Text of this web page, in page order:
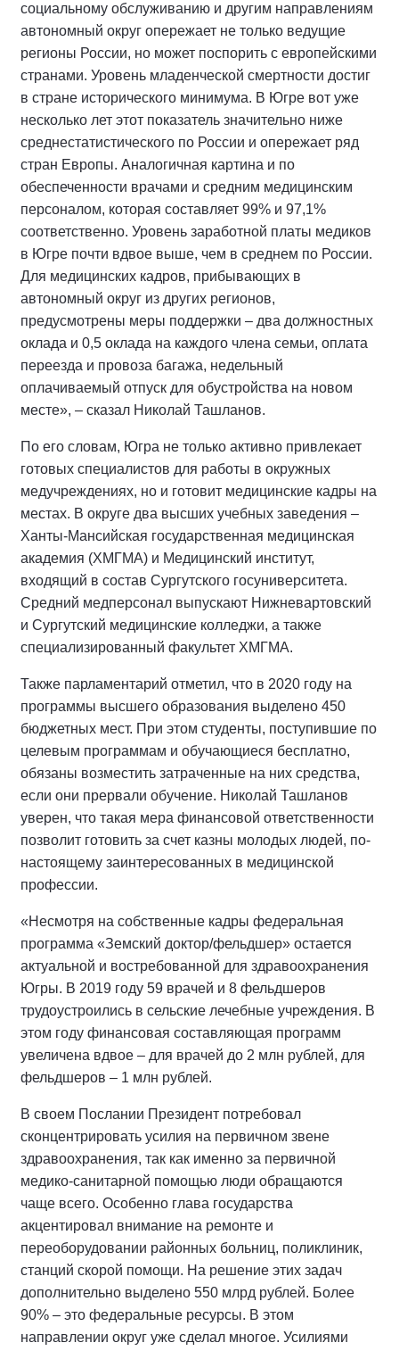
социальному обслуживанию и другим направлениям
автономный округ опережает не только ведущие
регионы России, но может поспорить с европейскими
странами. Уровень младенческой смертности достиг
в стране исторического минимума. В Югре вот уже
несколько лет этот показатель значительно ниже
среднестатистического по России и опережает ряд
стран Европы. Аналогичная картина и по
обеспеченности врачами и средним медицинским
персоналом, которая составляет 99% и 97,1%
соответственно. Уровень заработной платы медиков
в Югре почти вдвое выше, чем в среднем по России.
Для медицинских кадров, прибывающих в
автономный округ из других регионов,
предусмотрены меры поддержки – два должностных
оклада и 0,5 оклада на каждого члена семьи, оплата
переезда и провоза багажа, недельный
оплачиваемый отпуск для обустройства на новом
месте», – сказал Николай Ташланов.
По его словам, Югра не только активно привлекает
готовых специалистов для работы в окружных
медучреждениях, но и готовит медицинские кадры на
местах. В округе два высших учебных заведения –
Ханты-Мансийская государственная медицинская
академия (ХМГМА) и Медицинский институт,
входящий в состав Сургутского госуниверситета.
Средний медперсонал выпускают Нижневартовский
и Сургутский медицинские колледжи, а также
специализированный факультет ХМГМА.
Также парламентарий отметил, что в 2020 году на
программы высшего образования выделено 450
бюджетных мест. При этом студенты, поступившие по
целевым программам и обучающиеся бесплатно,
обязаны возместить затраченные на них средства,
если они прервали обучение. Николай Ташланов
уверен, что такая мера финансовой ответственности
позволит готовить за счет казны молодых людей, по-
настоящему заинтересованных в медицинской
профессии.
«Несмотря на собственные кадры федеральная
программа «Земский доктор/фельдшер» остается
актуальной и востребованной для здравоохранения
Югры. В 2019 году 59 врачей и 8 фельдшеров
трудоустроились в сельские лечебные учреждения. В
этом году финансовая составляющая программ
увеличена вдвое – для врачей до 2 млн рублей, для
фельдшеров – 1 млн рублей.
В своем Послании Президент потребовал
сконцентрировать усилия на первичном звене
здравоохранения, так как именно за первичной
медико-санитарной помощью люди обращаются
чаще всего. Особенно глава государства
акцентировал внимание на ремонте и
переоборудовании районных больниц, поликлиник,
станций скорой помощи. На решение этих задач
дополнительно выделено 550 млрд рублей. Более
90% – это федеральные ресурсы. В этом
направлении округ уже сделал многое. Усилиями